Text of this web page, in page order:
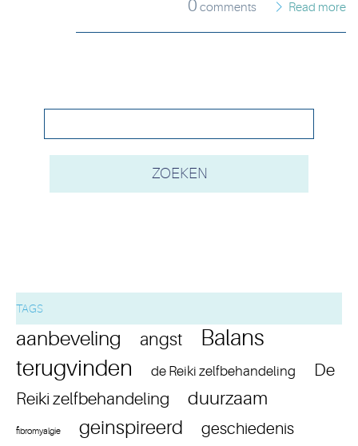
0 comments Read more
TAGS
aanbeveling angst
Balans
terugvinden
de Reiki zelfbehandeling
De
Reiki zelfbehandeling
duurzaam
fibromyalgie geinspireerd geschiedenis